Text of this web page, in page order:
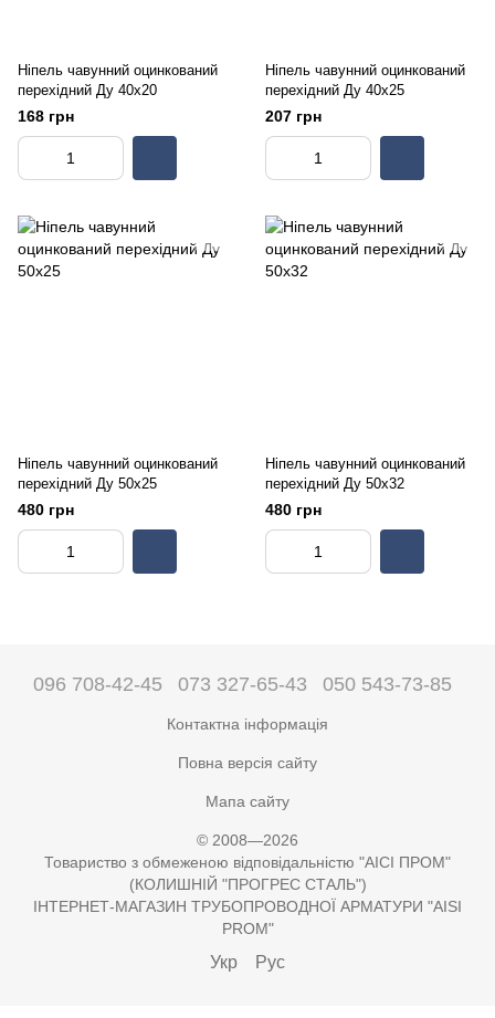
Ніпель чавунний оцинкований
перехідний Ду 40х20
168 грн
Ніпель чавунний оцинкований
перехідний Ду 40х25
207 грн
Ніпель чавунний оцинкований
перехідний Ду 50х25
480 грн
Ніпель чавунний оцинкований
перехідний Ду 50х32
480 грн
096 708-42-45 073 327-65-43 050 543-73-85
Контактна інформація
Повна версія сайту
Мапа сайту
© 2008—2026
Товариство з обмеженою відповідальністю "АІСІ ПРОМ"
(КОЛИШНІЙ "ПРОГРЕС СТАЛЬ")
ІНТЕРНЕТ-МАГАЗИН ТРУБОПРОВОДНОЇ АРМАТУРИ "AISI
PROM"
Укр Рус